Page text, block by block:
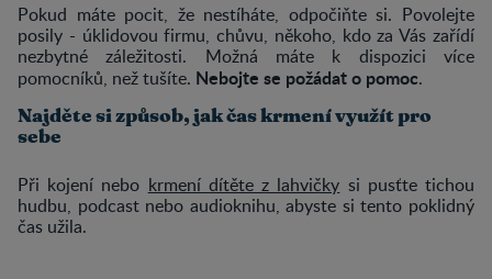
Pokud máte pocit, že nestíháte, odpočiňte si. Povolejte
posily - úklidovou firmu, chůvu, někoho, kdo za Vás zařídí
nezbytné záležitosti. Možná máte k dispozici více
pomocníků, než tušíte. Nebojte se požádat o pomoc.
Najděte si způsob, jak čas krmení využít pro
sebe
Při kojení nebo krmení dítěte z lahvičky si pusťte tichou
hudbu, podcast nebo audioknihu, abyste si tento poklidný
čas užila.